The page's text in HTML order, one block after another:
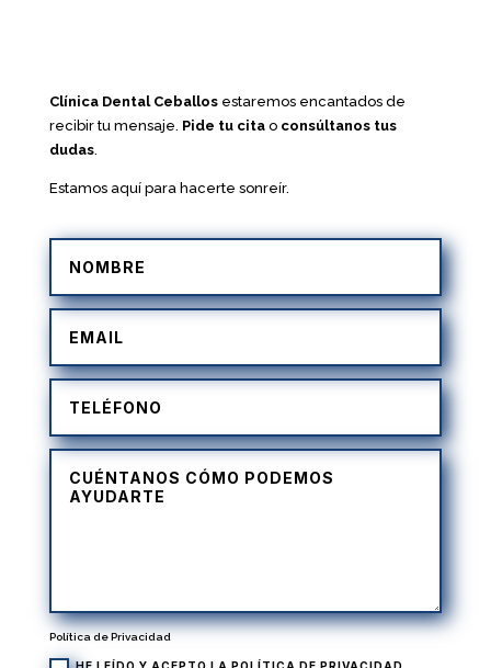
Clínica Dental Ceballosestaremos encantados de
recibir tu mensaje. Pide tu citao consúltanos tus
dudas.
Estamos aquí para hacerte sonreír.
Política de Privacidad